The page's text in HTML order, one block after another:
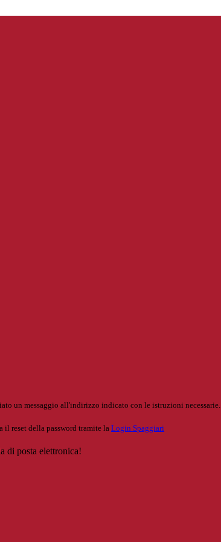
un messaggio all'indirizzo indicato con le istruzioni necessarie.
il reset della password tramite la Login Spaggiari
di posta elettronica!